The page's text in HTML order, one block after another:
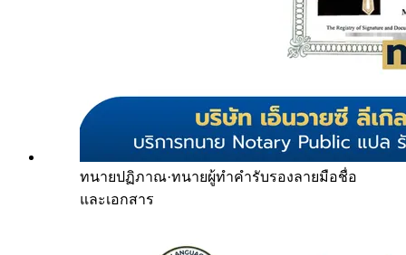
ทนายปฏิภาณ·ทนายผู้ทำคำรับรองลายมือชื่อ
และเอกสาร